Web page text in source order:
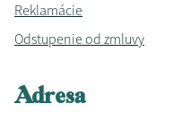
Reklamácie
Odstupenie od zmluvy
Adresa